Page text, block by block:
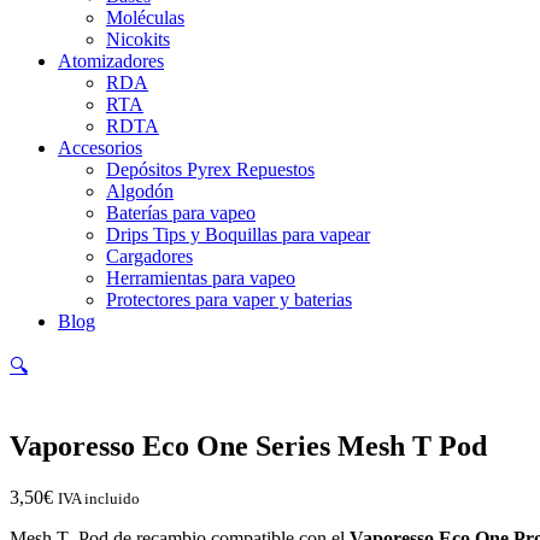
Moléculas
Nicokits
Atomizadores
RDA
RTA
RDTA
Accesorios
Depósitos Pyrex Repuestos
Algodón
Baterías para vapeo
Drips Tips y Boquillas para vapear
Cargadores
Herramientas para vapeo
Protectores para vaper y baterias
Blog
🔍
Vaporesso Eco One Series Mesh T Pod
3,50€ IVA incluido